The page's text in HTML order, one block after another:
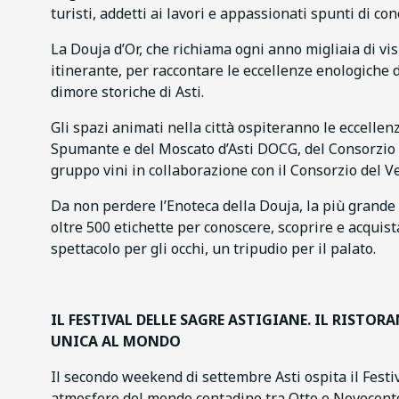
turisti, addetti ai lavori e appassionati spunti di
La Douja d’Or, che richiama ogni anno migliaia di
itinerante, per raccontare le eccellenze
dimore storiche di Asti.
Gli spazi animati nella città ospiteranno le
Spumante e del Moscato d’Asti DOCG, del
gruppo vini in collaborazione con il Consorzio del
Da non perdere l’Enoteca della Douja, la più
oltre 500 etichette per conoscere, scoprire e
spettacolo per gli occhi, un tripudio per il palato.
IL FESTIVAL DELLE SAGRE ASTIGIANE. IL
UNICA AL MONDO
Il secondo weekend di settembre Asti ospita il